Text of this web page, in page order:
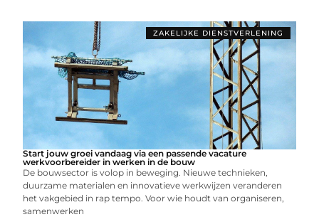
ZAKELIJKE DIENSTVERLENING
Start jouw groei vandaag via een passende vacature
werkvoorbereider in werken in de bouw
De bouwsector is volop in beweging. Nieuwe technieken,
duurzame materialen en innovatieve werkwijzen veranderen
het vakgebied in rap tempo. Voor wie houdt van organiseren,
samenwerken